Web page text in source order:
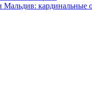
кардинальные